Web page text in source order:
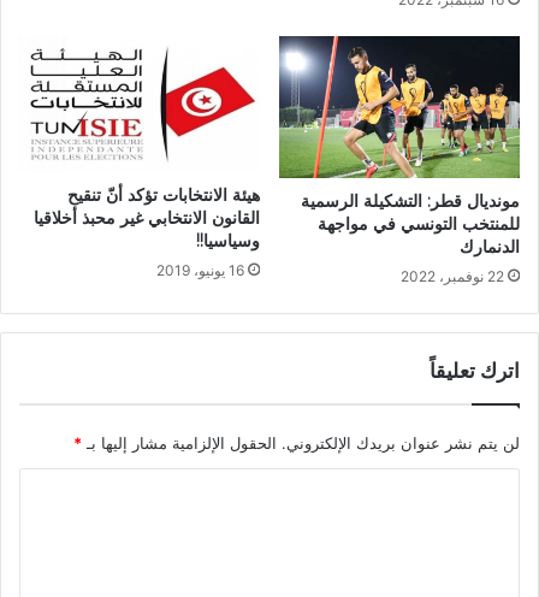
مونديال قطر: التشكيلة الرسمية
للمنتخب التونسي في مواجهة
الدنمارك
22 نوفمبر، 2022
هيئة الانتخابات تؤكد أنّ تنقيح
القانون الانتخابي غير محبذ أخلاقيا
وسياسيا!!
16 يونيو، 2019
اترك تعليقاً
لن يتم نشر عنوان بريدك الإلكتروني. الحقول الإلزامية مشار إليها بـ *